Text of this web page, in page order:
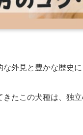
外見と豊かな歴史
たこの犬種は、独